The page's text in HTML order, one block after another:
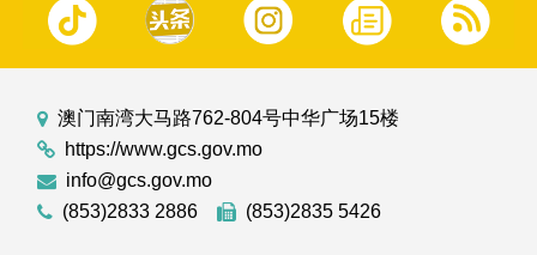
澳门南湾大马路762-804号中华广场15楼
https://www.gcs.gov.mo
info@gcs.gov.mo
(853)2833 2886
(853)2835 5426